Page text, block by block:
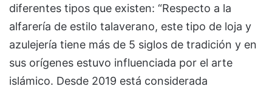
diferentes tipos que existen: “Respecto a la
alfarería de estilo talaverano, este tipo de loja y
azulejería tiene más de 5 siglos de tradición y en
sus orígenes estuvo influenciada por el arte
islámico. Desde 2019 está considerada